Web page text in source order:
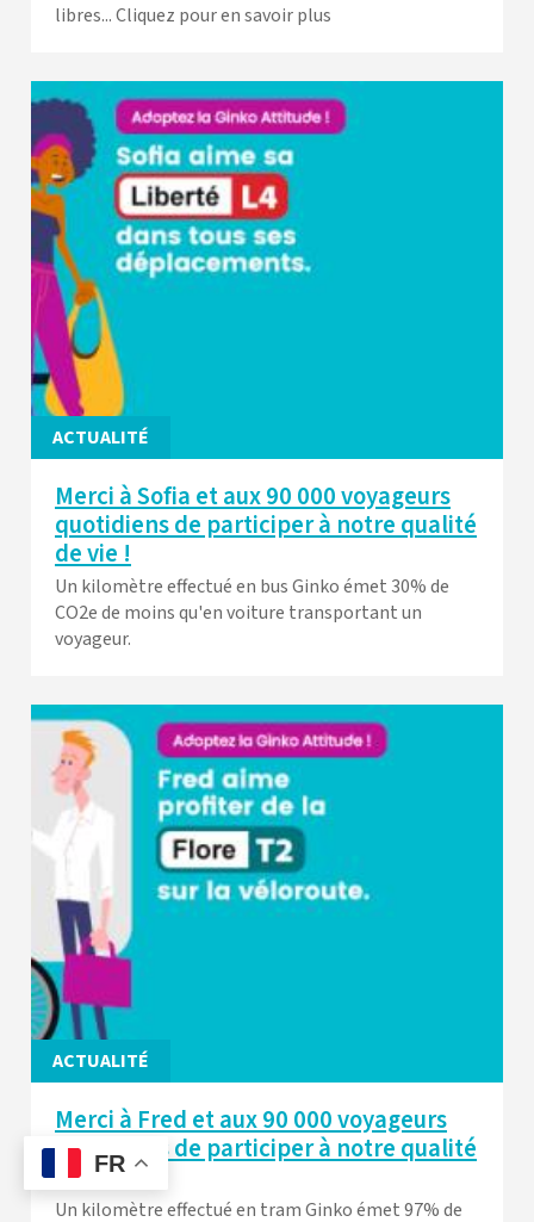
FR
libres... Cliquez pour en savoir plus
ACTUALITÉ
Merci à Sofia et aux 90 000 voyageurs
quotidiens de participer à notre qualité
de vie !
Un kilomètre effectué en bus Ginko émet 30% de
CO2e de moins qu'en voiture transportant un
voyageur.
ACTUALITÉ
Merci à Fred et aux 90 000 voyageurs
quotidiens de participer à notre qualité
de vie !
Un kilomètre effectué en tram Ginko émet 97% de